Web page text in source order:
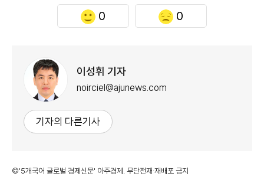
0 0
이성휘 기자
noirciel@ajunews.com
기자의 다른기사
©'5개국어 글로벌 경제신문' 아주경제. 무단전재·재배포 금지